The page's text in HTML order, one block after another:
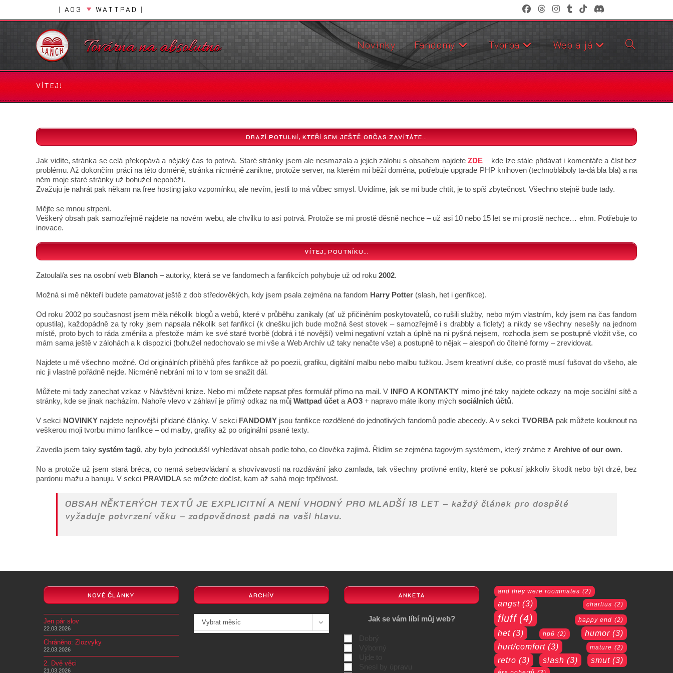
obsahu
| AO3 WATTPAD |
Novinky Fandomy Tvorba Web a já
Přepnout
vyhledávání
webu
VÍTEJ!
DRAZÍ POTULNÍ, KTEŘÍ SEM JEŠTĚ OBČAS ZAVÍTÁTE…
Jak vidíte, stránka se celá překopává a nějaký čas to potrvá. Staré stránky jsem ale nesmazala a jejich zálohu s obsahem najdete ZDE – kde lze stále přidávat i komentáře a číst bez
problému. Až dokončím práci na této doméně, stránka nicméně zanikne, protože server, na kterém mi běží doména, potřebuje upgrade PHP knihoven (technobláboly ta-dá bla bla) a na
něm moje staré stránky už bohužel nepoběží.
Zvažuju je nahrát pak někam na free hosting jako vzpomínku, ale nevím, jestli to má vůbec smysl. Uvidíme, jak se mi bude chtít, je to spíš zbytečnost. Všechno stejně bude tady.
Mějte se mnou strpení.
Veškerý obsah pak samozřejmě najdete na novém webu, ale chvilku to asi potrvá. Protože se mi prostě děsně nechce – už asi 10 nebo 15 let se mi prostě nechce… ehm. Potřebuje to
inovace.
VÍTEJ, POUTNÍKU…
Zatoulal/a ses na osobní web Blanch – autorky, která se ve fandomech a fanfikcích pohybuje už od roku 2002.
Možná si mě někteří budete pamatovat ještě z dob středověkých, kdy jsem psala zejména na fandom Harry Potter (slash, het i genfikce).
Od roku 2002 po současnost jsem měla několik blogů a webů, které v průběhu zanikaly (ať už přičiněním poskytovatelů, co rušili služby, nebo mým vlastním, kdy jsem na čas fandom
opustila), každopádně za ty roky jsem napsala několik set fanfikcí (k dnešku jich bude možná šest stovek – samozřejmě i s drabbly a ficlety) a nikdy se všechny nesešly na jednom
místě, proto bych to ráda změnila a přestože mám ke své staré tvorbě (dobrá i té novější) velmi negativní vztah a úplně na ni pyšná nejsem, rozhodla jsem se postupně vložit vše, co
mám sama ještě v zálohách a k dispozici (bohužel nedochovalo se mi vše a Web Archív už taky nenačte vše) a postupně to nějak – alespoň do čitelné formy – zrevidovat.
Najdete u mě všechno možné. Od originálních příběhů přes fanfikce až po poezii, grafiku, digitální malbu nebo malbu tužkou. Jsem kreativní duše, co prostě musí fušovat do všeho, ale
nic ji vlastně pořádně nejde. Nicméně nebrání mi to v tom se snažit dál.
Můžete mi tady zanechat vzkaz v Návštěvní knize. Nebo mi můžete napsat přes formulář přímo na mail. V INFO A KONTAKTY mimo jiné taky najdete odkazy na moje sociální sítě a
stránky, kde se jinak nacházím. Nahoře vlevo v záhlaví je přímý odkaz na můj Wattpad účet a AO3 + napravo máte ikony mých sociálních účtů.
V sekci NOVINKYnajdete nejnovější přidané články. V sekci FANDOMYjsou fanfikce rozdělené do jednotlivých fandomů podle abecedy. A v sekci TVORBA pak můžete kouknout na
veškerou moji tvorbu mimo fanfikce – od malby, grafiky až po originální psané texty.
Zavedla jsem taky systém tagů, aby bylo jednodušší vyhledávat obsah podle toho, co člověka zajímá. Řídím se zejména tagovým systémem, který známe z Archive of our own.
No a protože už jsem stará bréca, co nemá sebeovládaní a shovívavosti na rozdávání jako zamlada, tak všechny protivné entity, které se pokusí jakkoliv škodit nebo být drzé, bez
pardonu mažu a banuju. V sekci PRAVIDLA se můžete dočíst, kam až sahá moje trpělivost.
OBSAH NĚKTERÝCH TEXTŮ JE EXPLICITNÍ A NENÍ VHODNÝ PRO MLADŠÍ 18 LET – každý článek pro dospělé
vyžaduje potvrzení věku – zodpovědnost padá na vaši hlavu.
NOVÉ ČLÁNKY
Jen pár slov
22.03.2026
Chráněno: Zlozvyky
22.03.2026
2. Dvě věci
21.03.2026
ARCHÍV
Archivy
Vybrat měsíc
ANKETA
Jak se vám líbí můj web?
and they were roommates (2)
angst (3) charlius (2)
fluff (4) happy end (2)
het (3) hp6 (2) humor (3)
hurt/comfort (3) mature (2)
retro (3) slash (3) smut (3)